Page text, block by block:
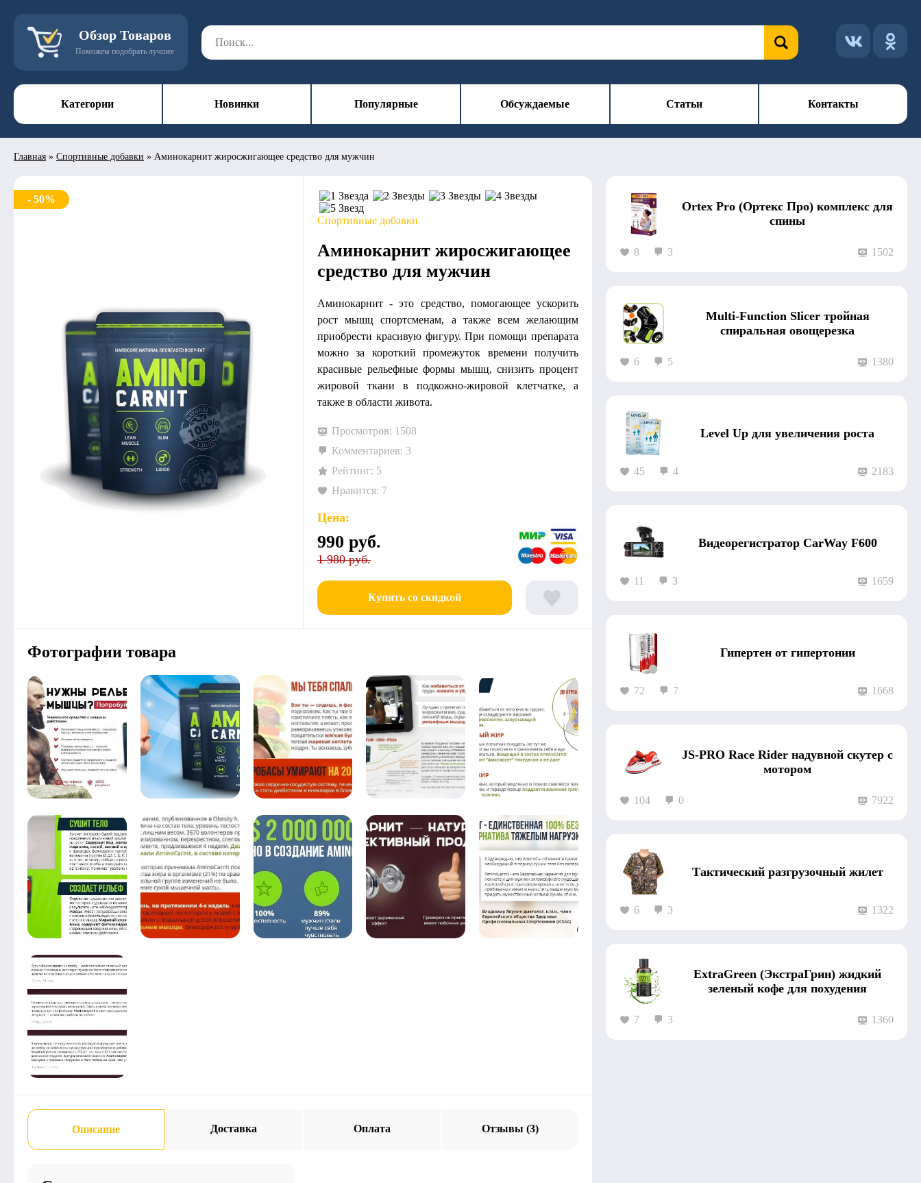
Обзор Товаров
Поможем подобрать лучшее
Категории Новинки Популярные Обсуждаемые Статьи Контакты
Главная » Спортивные добавки » Аминокарнит жиросжигающее средство для мужчин
Ortex Pro (Ортекс Про) комплекс для
спины
8 3 1502
Multi-Function Slicer тройная
спиральная овощерезка
6 5 1380
Level Up для увеличения роста
45 4 2183
Видеорегистратор CarWay F600
11 3 1659
Гипертен от гипертонии
72 7 1668
JS-PRO Race Rider надувной скутер с
мотором
104 0 7922
Тактический разгрузочный жилет
6 3 1322
ExtraGreen (ЭкстраГрин) жидкий
зеленый кофе для похудения
7 3 1360
- 50%
Спортивные добавки
Аминокарнит жиросжигающее
средство для мужчин
Аминокарнит - это средство, помогающее ускорить
рост мышц спортсменам, а также всем желающим
приобрести красивую фигуру. При помощи препарата
можно за короткий промежуток времени получить
красивые рельефные формы мышц, снизить процент
жировой ткани в подкожно-жировой клетчатке, а
также в области живота.
Просмотров: 1508
Комментариев: 3
Рейтинг: 5
Нравится: 7
Цена:
990 руб.
1 980 руб.
Купить со скидкой
Фотографии товара
Описание Доставка Оплата Отзывы (3)